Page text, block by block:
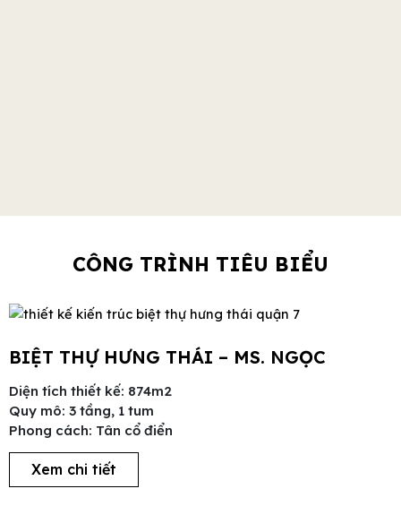
CÔNG TRÌNH TIÊU BIỂU
BIỆT THỰ HƯNG THÁI – MS. NGỌC
Diện tích thiết kế: 874m2
Quy mô: 3 tầng, 1 tum
Phong cách: Tân cổ điển
Xem chi tiết